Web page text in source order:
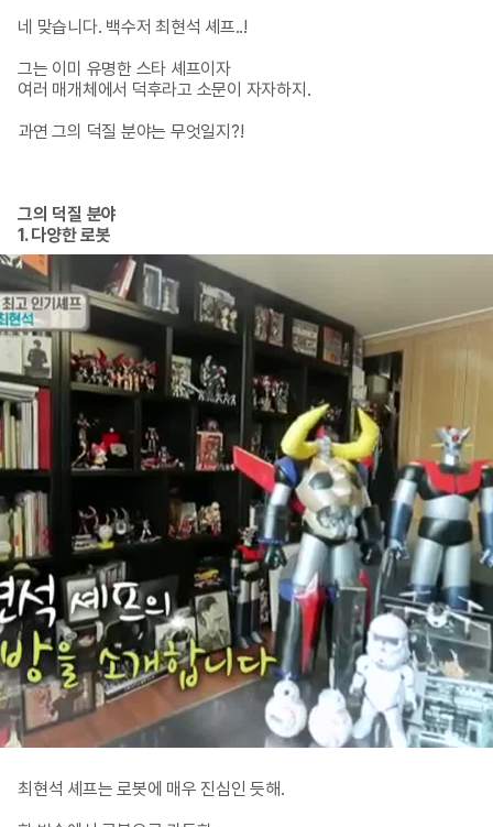
네 맞습니다. 백수저 최현석 셰프..!
그는 이미 유명한 스타 셰프이자
여러 매개체에서 덕후라고 소문이 자자하지.
과연 그의 덕질 분야는 무엇일지?!
그의 덕질 분야
1. 다양한 로봇
최현석 셰프는 로봇에 매우 진심인 듯해.